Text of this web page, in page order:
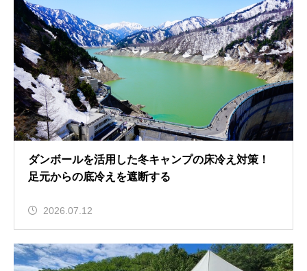
ダンボールを活用した冬キャンプの床冷え対策！
足元からの底冷えを遮断する
2026.07.12